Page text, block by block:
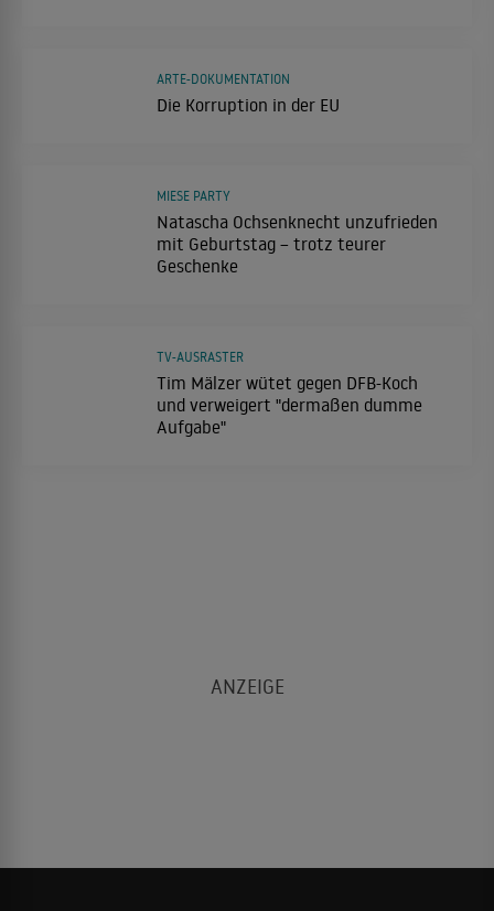
Die Korruption in der EU
ARTE-DOKUMENTATION
Natascha Ochsenknecht unzufrieden
mit Geburtstag – trotz teurer
Geschenke
MIESE PARTY
Tim Mälzer wütet gegen DFB-Koch
und verweigert "dermaßen dumme
Aufgabe"
TV-AUSRASTER